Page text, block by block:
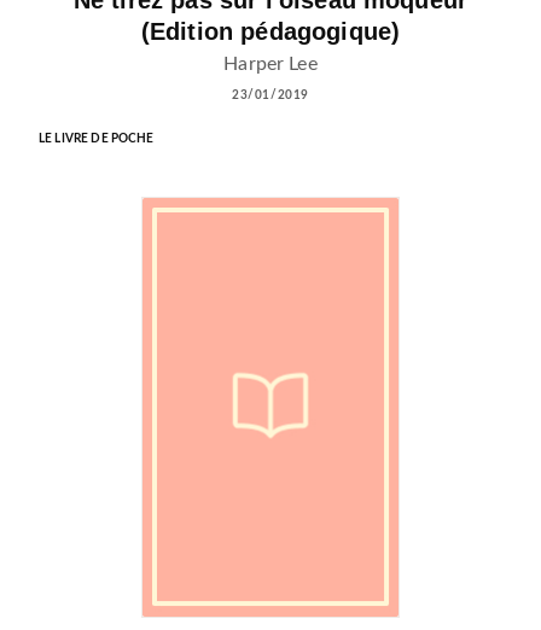
(Edition pédagogique)
Harper Lee
23/01/2019
LE LIVRE DE POCHE